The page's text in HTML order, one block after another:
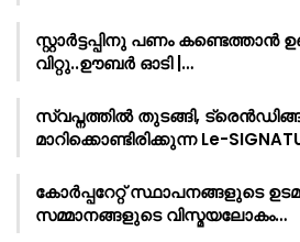
സ്റ്റാർട്ടപ്പിനു പണം
വിറ്റു..ഊബർ ഓടി |…
സ്വപ്നത്തിൽ തുടങ്ങി,
മാറിക്കൊണ്ടിരിക്കുന്ന Le-
കോർപ്പറേറ്റ് സ്ഥാപനങ്ങളുടെ
സമ്മാനങ്ങളുടെ വിസ്മയലോകം…